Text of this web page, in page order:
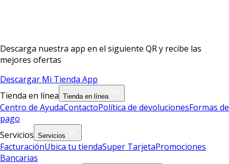
Descarga nuestra app en el siguiente QR y recibe las
mejores ofertas
Descargar Mi Tienda App
Tienda en línea Tienda en línea
Centro de AyudaContactoPolítica de devolucionesFormas de
pago
Servicios Servicios
FacturaciónUbica tu tiendaSuper TarjetaPromociones
Bancarias